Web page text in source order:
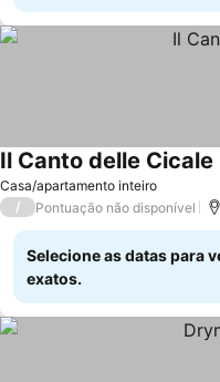
Casa/apartamento inteiro
Il Canto delle Cicale
/ Pontuação não disponível
Selecione as datas para
exatos.